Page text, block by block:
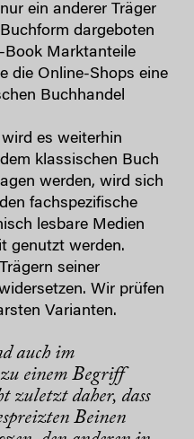
ein anderer Träger
dargeboten
Book Marktanteile
die Online-Shops eine
Buchhandel
es weiterhin
klassischen Buch
werden, wird sich
fachspezifische
lesbare Medien
genutzt werden.
seiner
Wir prüfen
Varianten.
auch im
einem Begriff
zuletzt daher, dass
Beinen